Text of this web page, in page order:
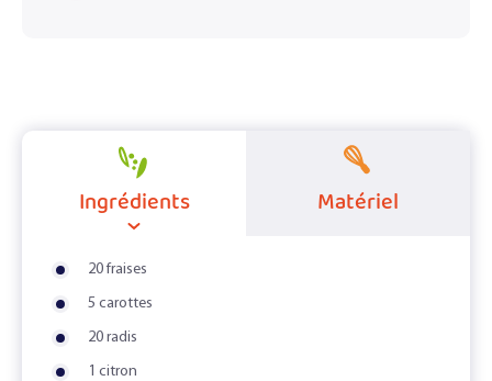
Ingrédients Matériel
20 fraises
5 carottes
20 radis
1 citron